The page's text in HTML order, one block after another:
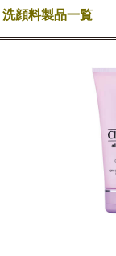
洗顔料製品一覧